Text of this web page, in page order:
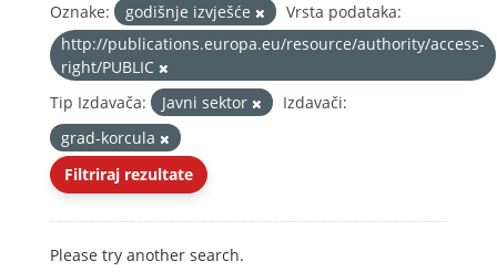
Oznake:
godišnje izvješće
Vrsta podataka:
http://publications.europa.eu/resource/authority/access-
right/PUBLIC
Tip Izdavača:
Javni sektor
Izdavači:
grad-korcula
Filtriraj rezultate
Please try another search.